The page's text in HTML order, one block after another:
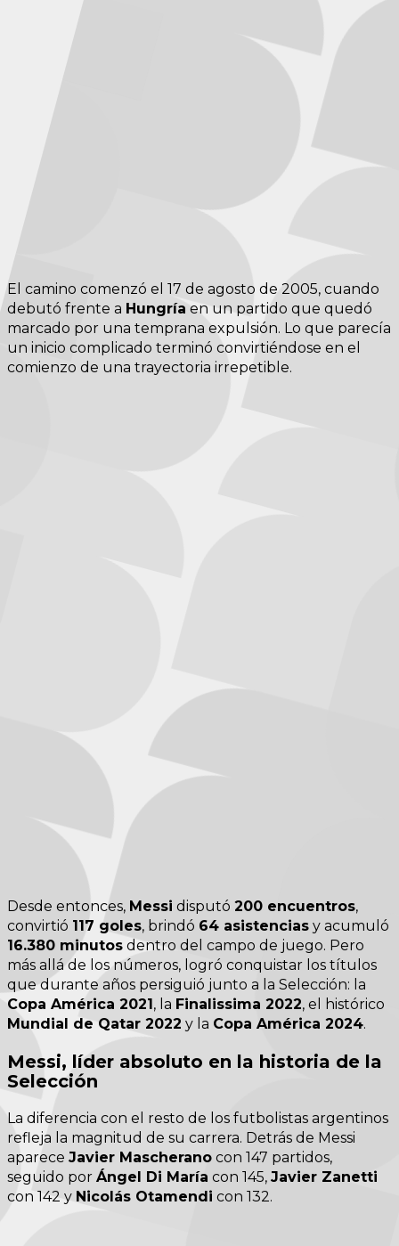
El camino comenzó el 17 de agosto de 2005, cuando
debutó frente a Hungría en un partido que quedó
marcado por una temprana expulsión. Lo que parecía
un inicio complicado terminó convirtiéndose en el
comienzo de una trayectoria irrepetible.
Desde entonces, Messi disputó 200 encuentros,
convirtió 117 goles, brindó 64 asistencias y acumuló
16.380 minutos dentro del campo de juego. Pero
más allá de los números, logró conquistar los títulos
que durante años persiguió junto a la Selección: la
Copa América 2021 , la Finalissima 2022, el histórico
Mundial de Qatar 2022 y la Copa América 2024.
Messi, líder absoluto en la historia de la
Selección
La diferencia con el resto de los futbolistas argentinos
refleja la magnitud de su carrera. Detrás de Messi
aparece Javier Mascherano con 147 partidos,
seguido por Ángel Di María con 145, Javier Zanetti
con 142 y Nicolás Otamendi con 132.